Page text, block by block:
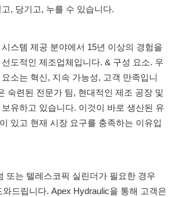
, 당기고, 누를 수 있습니다.
시스템 제공 분야에서 15년 이상의 경험을
도적인 제조업체입니다. & 구성 요소. 우
소는 혁신, 지속 가능성, 고객 만족입니
숙련된 전문가 팀, 현대적인 제조 공장 및
유하고 있습니다. 이것이 바로 생산된 유
있고 현재 시장 요구를 충족하는 이유입
또는 텔레스코픽 실린더가 필요한 경우
드립니다. Apex Hydraulic을 통해 고객은